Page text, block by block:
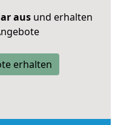
ausund erhalten
erhalten